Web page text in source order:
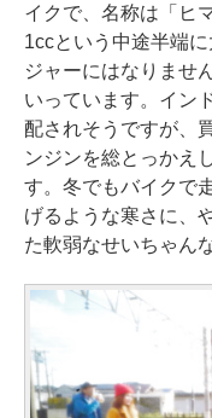
イクで、名称は「ヒ
1ccという中途半端
ジャーにはなりませ
いっています。イン
配されそうですが、
ンジンを総とっかえ
す。冬でもバイクで
げるような寒さに、
た軟弱なせいちゃん